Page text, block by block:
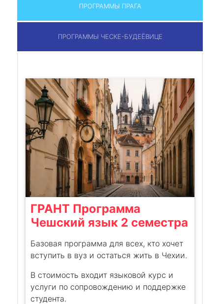
ПРОГРАММЫ ПРАГА
ПРОГРАММЫ ЧЕСКЕ-БУДЕЁВИЦЕ
ГРАНТ Программа
Чешский язык 2 семестра
Базовая программа для всех, кто хочет
вступить в вуз и остаться жить в Чехии.
В стоимость входит языковой курс и
услуги по сопровождению и поддержке
студента.